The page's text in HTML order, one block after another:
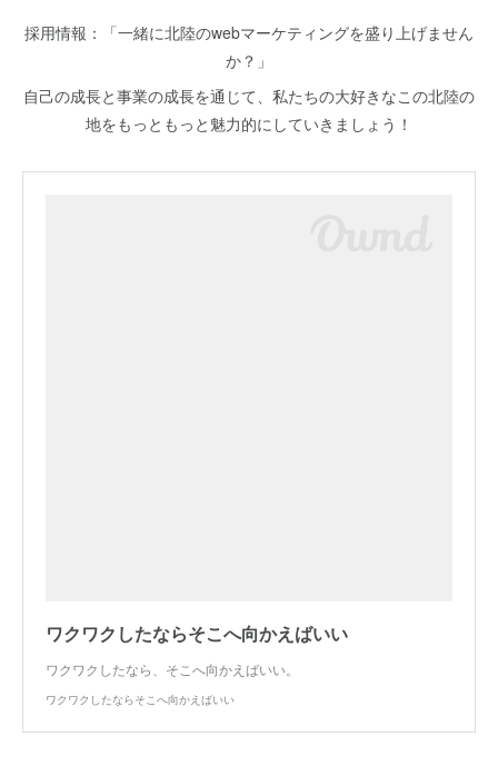
採用情報：「一緒に北陸のwebマーケティングを盛り上げません
か？」
自己の成長と事業の成長を通じて、私たちの大好きなこの北陸の
地をもっともっと魅力的にしていきましょう！
ワクワクしたならそこへ向かえばいい
ワクワクしたなら、そこへ向かえばいい。
ワクワクしたならそこへ向かえばいい